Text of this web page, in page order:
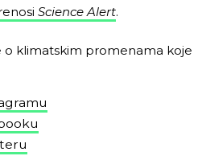
Science Alert.
o klimatskim promenama koje